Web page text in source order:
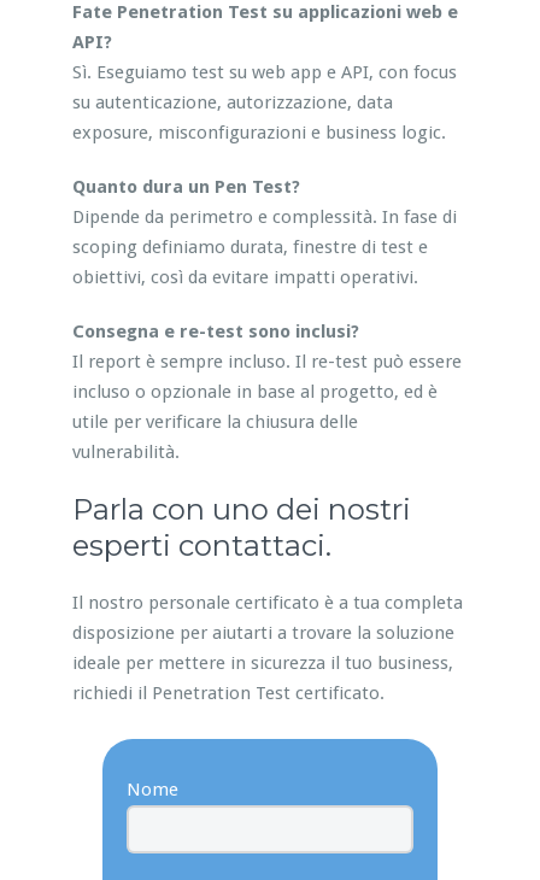
Fate Penetration Test su applicazioni web e
API?
Sì. Eseguiamo test su web app e API, con focus
su autenticazione, autorizzazione, data
exposure, misconfigurazioni e business logic.
Quanto dura un Pen Test?
Dipende da perimetro e complessità. In fase di
scoping definiamo durata, finestre di test e
obiettivi, così da evitare impatti operativi.
Consegna e re-test sono inclusi?
Il report è sempre incluso. Il re-test può essere
incluso o opzionale in base al progetto, ed è
utile per verificare la chiusura delle
vulnerabilità.
Parla con uno dei nostri
esperti contattaci.
Il nostro personale certificato è a tua completa
disposizione per aiutarti a trovare la soluzione
ideale per mettere in sicurezza il tuo business,
richiedi il Penetration Test certificato.
Nome